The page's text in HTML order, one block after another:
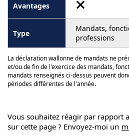
Mandats,
professions
La déclaration wallonne de mandats ne
et/ou de fin de l'exercice des mandats,
mandats renseignés ci-dessus peuvent
périodes différentes de l'année.
Vous souhaitez réagir par rapport
sur cette page ? Envoyez-moi un